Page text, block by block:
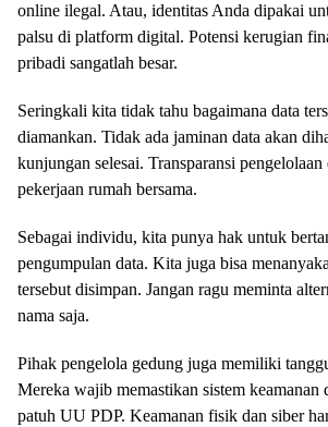
online ilegal. Atau, identitas Anda dipakai
palsu di platform digital. Potensi kerugian
pribadi sangatlah besar.
Seringkali kita tidak tahu bagaimana data
diamankan. Tidak ada jaminan data akan
kunjungan selesai. Transparansi
pekerjaan rumah bersama.
Sebagai individu, kita punya hak untuk
pengumpulan data. Kita juga bisa
tersebut disimpan. Jangan ragu meminta
nama saja.
Pihak pengelola gedung juga memiliki
Mereka wajib memastikan sistem keamanan
patuh UU PDP. Keamanan fisik dan siber